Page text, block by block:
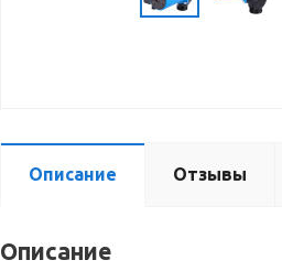
Описание Отзывы
Описание